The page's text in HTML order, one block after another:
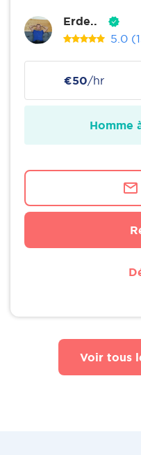
Erde..
5.0
€50/hr
Homme
Voir tous